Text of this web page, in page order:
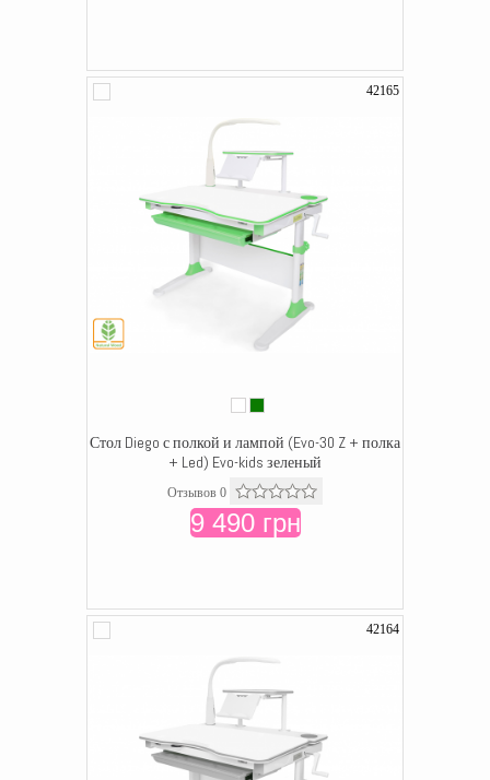
42165
Стол Diego с полкой и лампой (Evo-30 Z + полка
+ Led) Evo-kids зеленый
Отзывов 0
9 490 грн
42164